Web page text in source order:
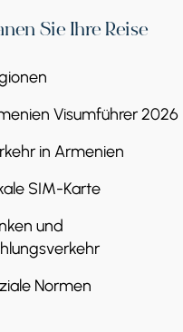
Sie Ihre Reise
Visumführer 2026
in Armenien
SIM-Karte
und
Normen